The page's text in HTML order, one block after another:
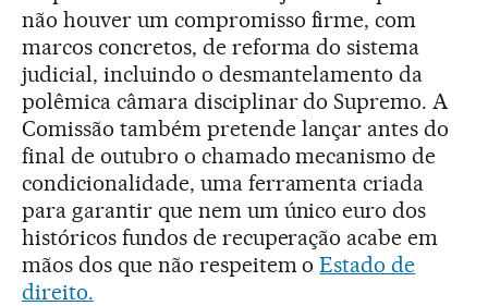
não houver um compromisso firme, com
marcos concretos, de reforma do sistema
judicial, incluindo o desmantelamento da
polêmica câmara disciplinar do Supremo. A
Comissão também pretende lançar antes do
final de outubro o chamado mecanismo de
condicionalidade, uma ferramenta criada
para garantir que nem um único euro dos
históricos fundos de recuperação acabe em
mãos dos que não respeitem oEstado de
direito.